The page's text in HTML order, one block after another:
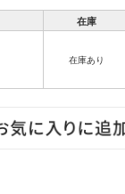
在庫
在庫あり